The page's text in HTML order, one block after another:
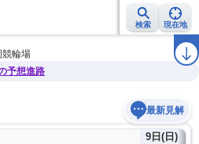
検索 現在地
震情報 ラ
競輪場
予想進路
最新見解
9日(日)